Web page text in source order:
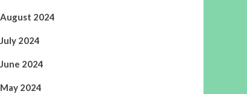
August 2024
July 2024
June 2024
May 2024